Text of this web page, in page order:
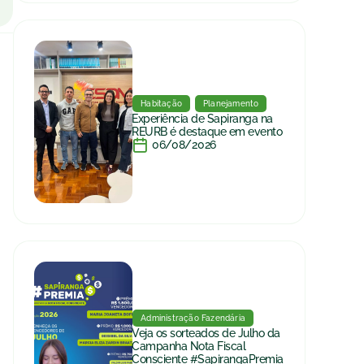
Habitação Planejamento
Experiência de Sapiranga na
REURB é destaque em evento
06/08/2026
Administração Fazendária
Veja os sorteados de Julho da
Campanha Nota Fiscal
Consciente #SapirangaPremia